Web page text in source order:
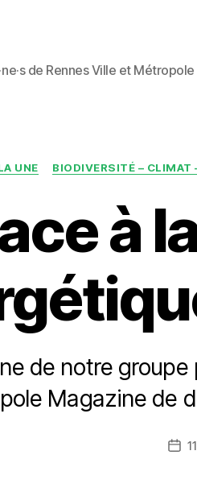
de Rennes Ville et Métropole
UNE BIODIVERSITÉ – CLIMAT
à
de notre
Magazine de
Date